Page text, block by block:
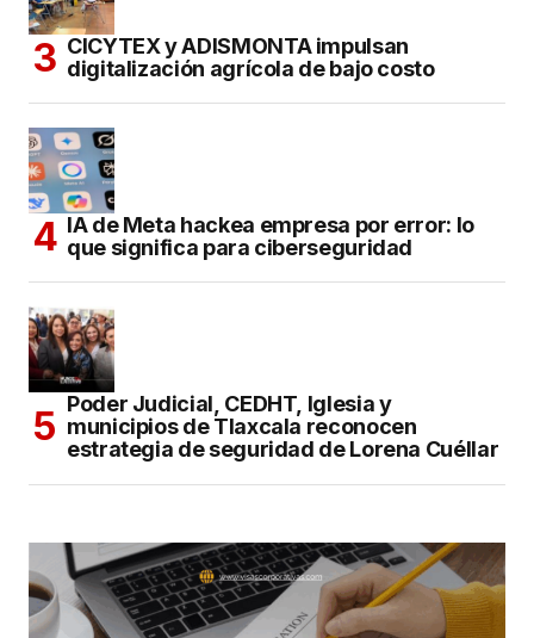
CICYTEX y ADISMONTA impulsan
digitalización agrícola de bajo costo
IA de Meta hackea empresa por error: lo
que significa para ciberseguridad
Poder Judicial, CEDHT, Iglesia y
municipios de Tlaxcala reconocen
estrategia de seguridad de Lorena Cuéllar